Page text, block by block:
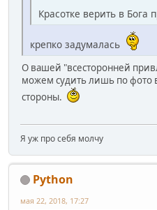
Красотке верить в Бога
крепко задумалась
О вашей "всесторонней
можем судить лишь по
стороны.
Я уж про себя молчу
Python
мая 22, 2018, 17:27